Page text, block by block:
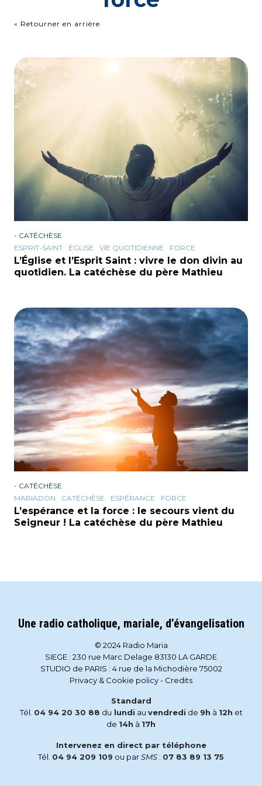
« Retourner en arrière
- CATÉCHÈSE
ESPRIT-SAINT
ÉGLISE VIE QUOTIDIENNE FORCE
L’Église et l’Esprit Saint : vivre le don divin au
quotidien. La catéchèse du père Mathieu
- CATÉCHÈSE
MARIADON
CATÉCHÈSE ESPÉRANCE FORCE
L’espérance et la force : le secours vient du
Seigneur ! La catéchèse du père Mathieu
Une radio catholique, mariale, d’évangelisation
© 2024 Radio Maria
SIEGE : 230 rue Marc Delage 83130 LA GARDE
STUDIO de PARIS : 4 rue de la Michodière 75002
Privacy & Cookie policy- Credits
Standard
Tél. 04 94 20 30 88 du lundi au vendredi de 9h à 12h et
de 14h à 17h
Intervenez en direct par téléphone
Tél. 04 94 209 109 ou parSMS : 07 83 89 13 75